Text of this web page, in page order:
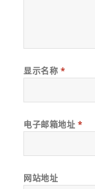
显示名称 *
电子邮箱地址 *
网站地址